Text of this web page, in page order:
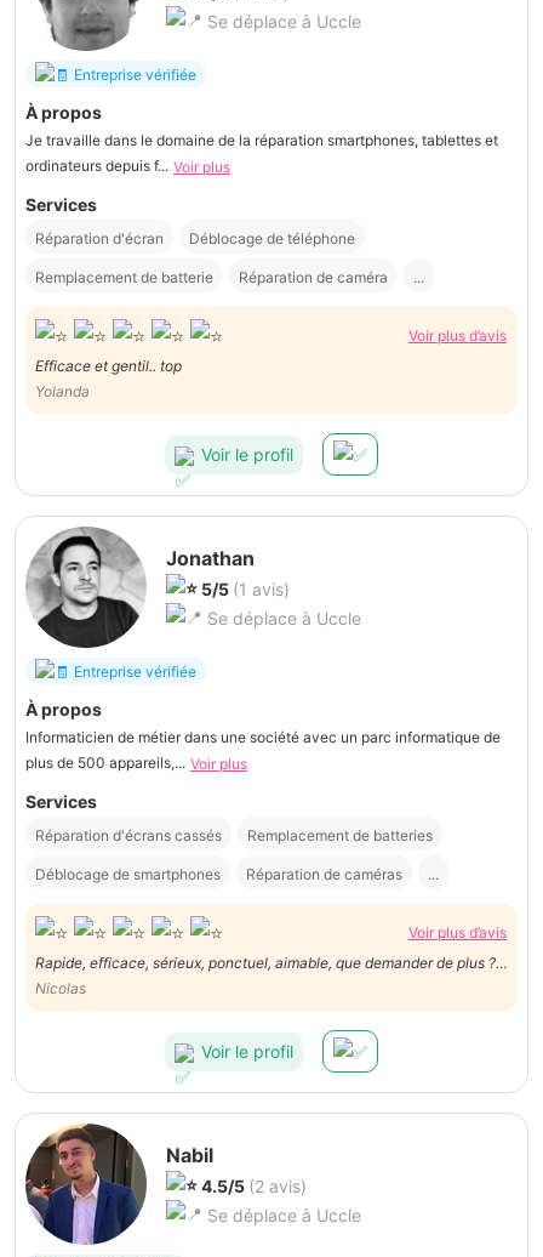
Se déplace à Uccle
Entreprise vérifiée
À propos
Je travaille dans le domaine de la réparation smartphones, tablettes et
ordinateurs depuis f... Voir plus
Services
Réparation d'écran Déblocage de téléphone
Remplacement de batterie Réparation de caméra ...
Voir plus d’avis
Efficace et gentil.. top
Yolanda
Voir le profil
Jonathan
5/5 (1 avis)
Se déplace à Uccle
Entreprise vérifiée
À propos
Informaticien de métier dans une société avec un parc informatique de
plus de 500 appareils,... Voir plus
Services
Réparation d'écrans cassés Remplacement de batteries
Déblocage de smartphones Réparation de caméras ...
Voir plus d’avis
Rapide, efficace, sérieux, ponctuel, aimable, que demander de plus ?
Et maintenant mon Google Home fonctionne. Je recommande ce
symphatique jeune homme passionné par son travail. Merci Jonathan.
Nicolas
Voir le profil
Nabil
4.5/5 (2 avis)
Se déplace à Uccle